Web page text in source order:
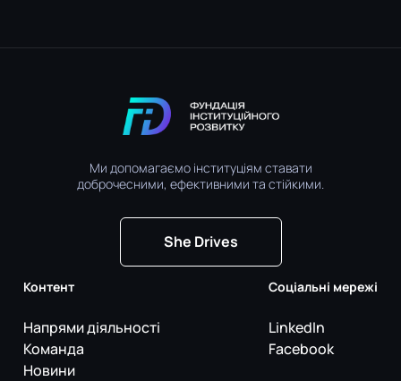
Ми допомагаємо інституціям ставати
доброчесними, ефективними та стійкими.
She Drives
Контент
Напрями діяльності
Команда
Новини
Соціальні мережі
LinkedIn
Facebook